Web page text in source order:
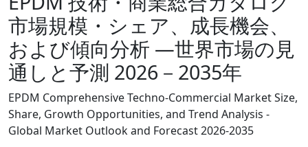
市場規模・シェア、成長機会、
および傾向分析 ―世界市場の見
通しと予測 2026－2035年
EPDM Comprehensive Techno-Commercial Market Size,
Share, Growth Opportunities, and Trend Analysis -
Global Market Outlook and Forecast 2026-2035